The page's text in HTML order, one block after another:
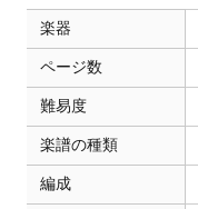
楽器
ページ数
難易度
楽譜の種類
編成